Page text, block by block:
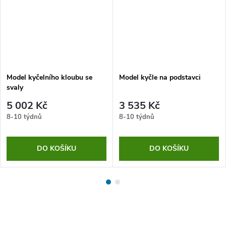
Model kyčelního kloubu se
svaly
5 002 Kč
8-10 týdnů
DO KOŠÍKU
Model kyčle na podstavci
3 535 Kč
8-10 týdnů
DO KOŠÍKU